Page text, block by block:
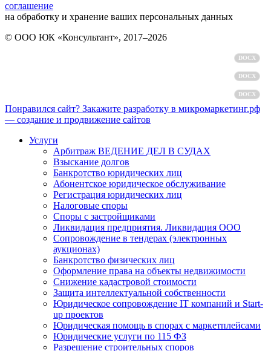
соглашение
на обработку и хранение ваших персональных данных
© ООО ЮК «Консультант», 2017–2026
DOCX
DOCX
DOCX
Понравился сайт? Закажите разработку в микромаркетинг.рф
— создание и продвижение сайтов
Услуги
Арбитраж ВЕДЕНИЕ ДЕЛ В СУДАХ
Взыскание долгов
Банкротство юридических лиц
Абонентское юридическое обслуживание
Регистрация юридических лиц
Налоговые споры
Споры с застройщиками
Ликвидация предприятия. Ликвидация ООО
Сопровождение в тендерах (электронных
аукционах)
Банкротство физических лиц
Оформление права на объекты недвижимости
Снижение кадастровой стоимости
Защита интеллектуальной собственности
Юридическое сопровождение IT компаний и Start-
up проектов
Юридическая помощь в спорах с маркетплейсами
Юридические услуги по 115 ФЗ
Разрешение строительных споров